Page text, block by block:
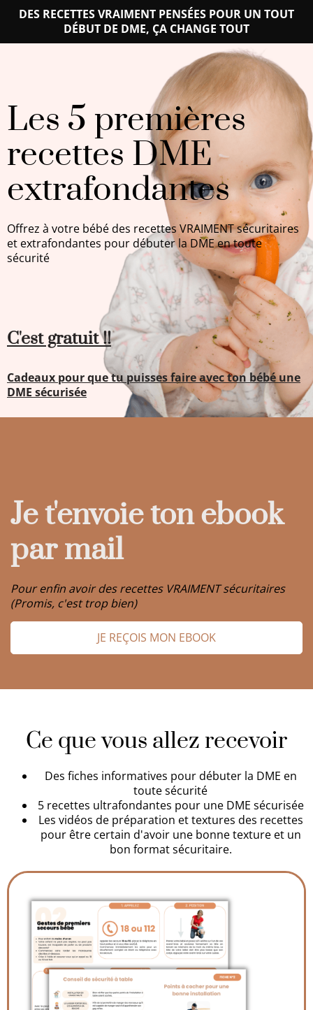
DES RECETTES VRAIMENT PENSÉES POUR UN TOUT
DÉBUT DE DME, ÇA CHANGE TOUT
Les 5 premières
recettes DME
extrafondantes
Offrez à votre bébé des recettes VRAIMENT sécuritaires
et extrafondantes pour débuter la DME en toute
sécurité
C'est gratuit !!
Cadeaux pour que tu puisses faire avec ton bébé une
DME sécurisée
Je t'envoie ton ebook
par mail
Pour enfin avoir des recettes VRAIMENT sécuritaires
(Promis, c'est trop bien)
JE REÇOIS MON EBOOK
Ce que vous allez recevoir
Des fiches informatives pour débuter la DME en
toute sécurité
5 recettes ultrafondantes pour une DME sécurisée
Les vidéos de préparation et textures des recettes
pour être certain d'avoir une bonne texture et un
bon format sécuritaire.